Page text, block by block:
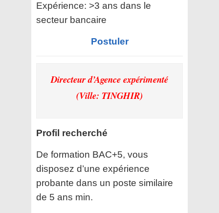
Expérience: >3 ans dans le
secteur bancaire
Postuler
Directeur d’Agence expérimenté
(Ville: TINGHIR)
Profil recherché
De formation BAC+5, vous
disposez d’une expérience
probante dans un poste similaire
de 5 ans min.